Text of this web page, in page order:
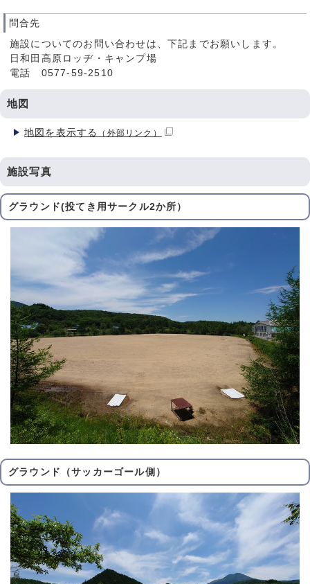
問合先
施設についてのお問い合わせは、下記までお願いします。
日和田高原ロッヂ・キャンプ場
電話 0577-59-2510
地図
地図を表示する （外部リンク）
施設写真
グラウンド(投てき用サークル2か所）
グラウンド（サッカーゴール側）